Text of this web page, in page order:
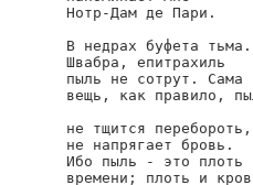
Нотр-Дам де Пари.
В недрах буфета тьма.
Швабра, епитрахиль
пыль не сотрут. Сама
вещь, как правило,
не тщится перебороть,
не напрягает бровь.
Ибо пыль - это плоть
времени; плоть и